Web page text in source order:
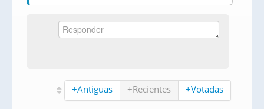
+Antiguas +Recientes +Votadas